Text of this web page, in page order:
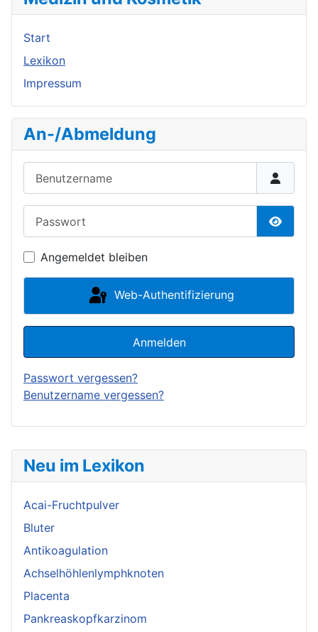
Neu im Lexikon
Acai-Fruchtpulver
Bluter
Antikoagulation
Achselhöhlenlymphknoten
Placenta
Pankreaskopfkarzinom
Start
Lexikon
Impressum
An-/Abmeldung
Angemeldet bleiben
Web-Authentifizierung
Anmelden
Passwort vergessen?
Benutzername vergessen?